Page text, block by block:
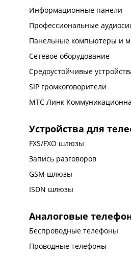
Информационные панели
Профессиональные
Панельные компьютеры и
Сетевое оборудование
Средоустойчивые
SIP громкоговорители
МТС Линк
Устройства для
FXS/FXO шлюзы
Запись разговоров
GSM шлюзы
ISDN шлюзы
Аналоговые
Беспроводные телефоны
Проводные телефоны